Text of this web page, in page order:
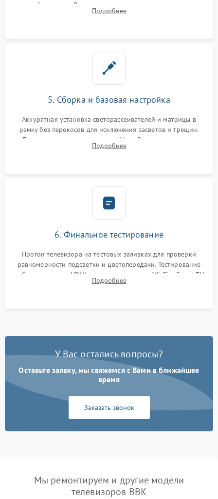
хрупкой матрицы. Восстановление поврежденных дорожек,
прошивка микросхем памяти EEPROM
Подробнее
5. Сборка и базовая настройка
Аккуратная установка светорассеивателей и матрицы в
рамку без перекосов для исключения засветов и трещин.
Подключение внутренних шлейфов. Закрытие корпуса.
Сброс настроек и обновление программного обеспечения.
Подробнее
6. Финальное тестирование
Прогон телевизора на тестовых заливках для проверки
равномерности подсветки и цветопередачи. Тестирование
работы разъемов HDMI, динамиков, модуля Wi-Fi и Smart TV
в рабочем режиме в течение нескольких часов.
Подробнее
У Вас остались вопросы?
Оставьте заявку, мы свяжемся с Вами в ближайшее
время
Заказать звонок
Мы ремонтируем и другие модели
телевизоров BBK